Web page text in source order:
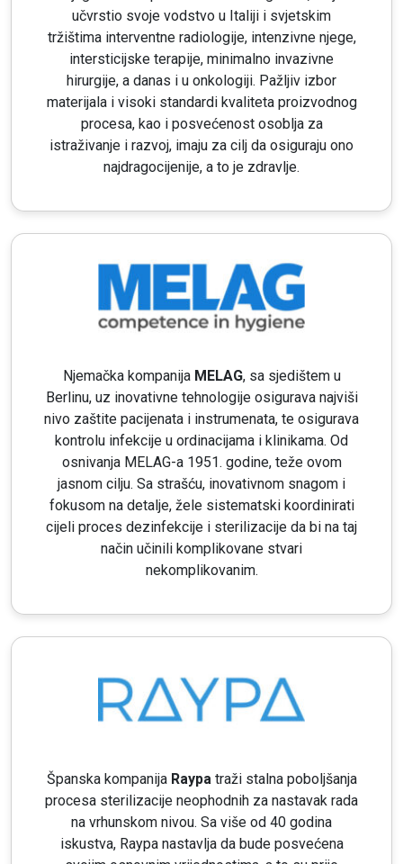
učvrstio svoje vodstvo u Italiji i svjetskim
tržištima interventne radiologije, intenzivne njege,
intersticijske terapije, minimalno invazivne
hirurgije, a danas i u onkologiji. Pažljiv izbor
materijala i visoki standardi kvaliteta proizvodnog
procesa, kao i posvećenost osoblja za
istraživanje i razvoj, imaju za cilj da osiguraju ono
najdragocijenije, a to je zdravlje.
Njemačka kompanija MELAG, sa sjedištem u
Berlinu, uz inovativne tehnologije osigurava najviši
nivo zaštite pacijenata i instrumenata, te osigurava
kontrolu infekcije u ordinacijama i klinikama. Od
osnivanja MELAG-a 1951. godine, teže ovom
jasnom cilju. Sa strašću, inovativnom snagom i
fokusom na detalje, žele sistematski koordinirati
cijeli proces dezinfekcije i sterilizacije da bi na taj
način učinili komplikovane stvari
nekomplikovanim.
Španska kompanija Raypatraži stalna poboljšanja
procesa sterilizacije neophodnih za nastavak rada
na vrhunskom nivou. Sa više od 40 godina
iskustva, Raypa nastavlja da bude posvećena